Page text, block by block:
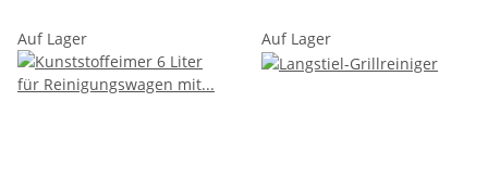
Auf Lager Auf Lager